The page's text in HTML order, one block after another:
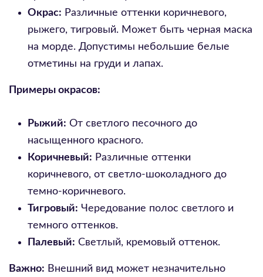
Окрас: Различные оттенки коричневого,
рыжего, тигровый. Может быть черная маска
на морде. Допустимы небольшие белые
отметины на груди и лапах.
Примеры окрасов:
Рыжий: От светлого песочного до
насыщенного красного.
Коричневый: Различные оттенки
коричневого, от светло-шоколадного до
темно-коричневого.
Тигровый: Чередование полос светлого и
темного оттенков.
Палевый: Светлый, кремовый оттенок.
Важно: Внешний вид может незначительно